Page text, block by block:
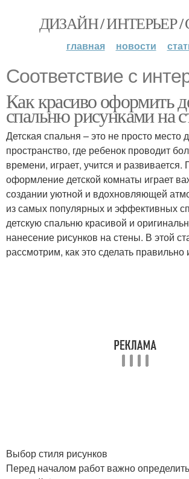
ДИЗАЙН / ИНТЕРЬЕР /
главная новости
Соответствие с
Как красиво оформить
спальню рисунками на
Детская спальня – это не просто место
пространство, где ребенок проводит
времени, играет, учится и развивается.
оформление детской комнаты играет
создании уютной и вдохновляющей
из самых популярных и эффективных
детскую спальню красивой и
нанесение рисунков на стены. В этой
рассмотрим, как это сделать правильно
Выбор стиля рисунков
Перед началом работ важно